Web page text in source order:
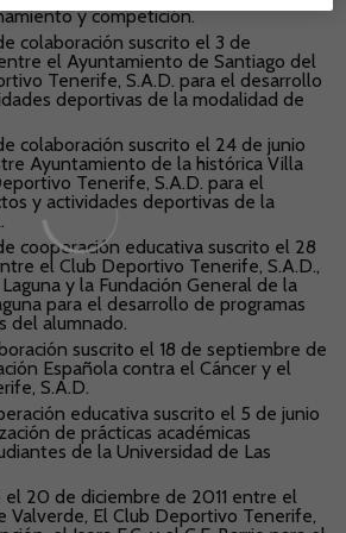
y competición.
colaboración suscrito el 3 de
el Ayuntamiento de Santiago del
Tenerife, S.A.D. para el desarrollo
deportivas de la modalidad de
colaboración suscrito el 24 de junio
Ayuntamiento de la histórica Villa
Tenerife, S.A.D. para el
y actividades deportivas de la
cooperación educativa suscrito el 28
el Club Deportivo Tenerife, S.A.D.,
y la Fundación General de la
para el desarrollo de programas
del alumnado.
suscrito el 18 de septiembre de
Española contra el Cáncer y el
S.A.D.
educativa suscrito el 5 de junio
de prácticas académicas
de la Universidad de Las
20 de diciembre de 2011 entre el
Valverde, El Club Deportivo Tenerife,